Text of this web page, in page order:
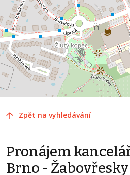
Zpět na vyhledávání
Pronájem
Brno - Žabovřesky